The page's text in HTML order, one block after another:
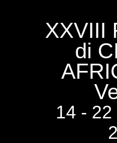
XXVIII
di
14 -